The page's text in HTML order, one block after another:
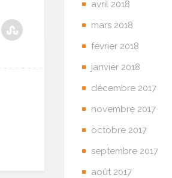
avril 2018
mars 2018
février 2018
janvier 2018
décembre 2017
novembre 2017
octobre 2017
septembre 2017
août 2017